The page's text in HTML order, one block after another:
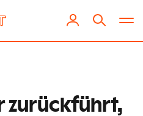
zurückführt,